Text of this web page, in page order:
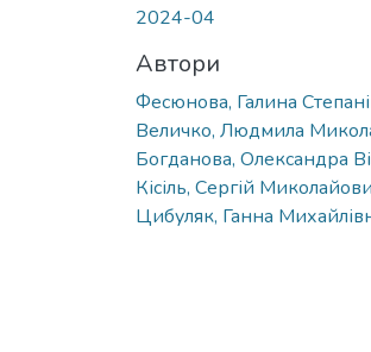
2024-04
Автори
Фесюнова, Галина
Величко, Людмила
Богданова, Олександра
Кісіль, Сергій
Цибуляк, Ганна